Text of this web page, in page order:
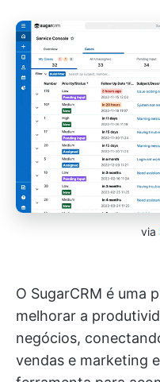
via
O SugarCRM é uma
melhorar a
negócios,
vendas e marketing